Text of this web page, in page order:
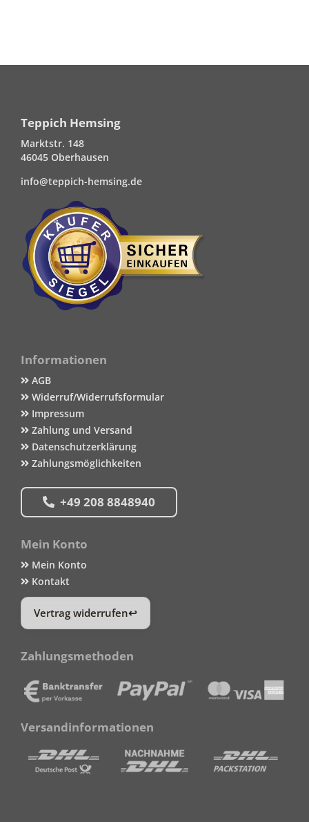
Teppich Hemsing
Marktstr. 148
46045 Oberhausen
info@teppich-hemsing.de
Informationen
AGB
Widerruf/Widerrufsformular
Impressum
Zahlung und Versand
Datenschutzerklärung
Zahlungsmöglichkeiten
+49 208 8848940
Mein Konto
Mein Konto
Kontakt
Vertrag widerrufen
Zahlungsmethoden
Versandinformationen